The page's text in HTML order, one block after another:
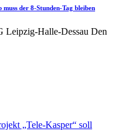
der 8-Stunden-Tag bleiben
Leipzig-Halle-Dessau Den